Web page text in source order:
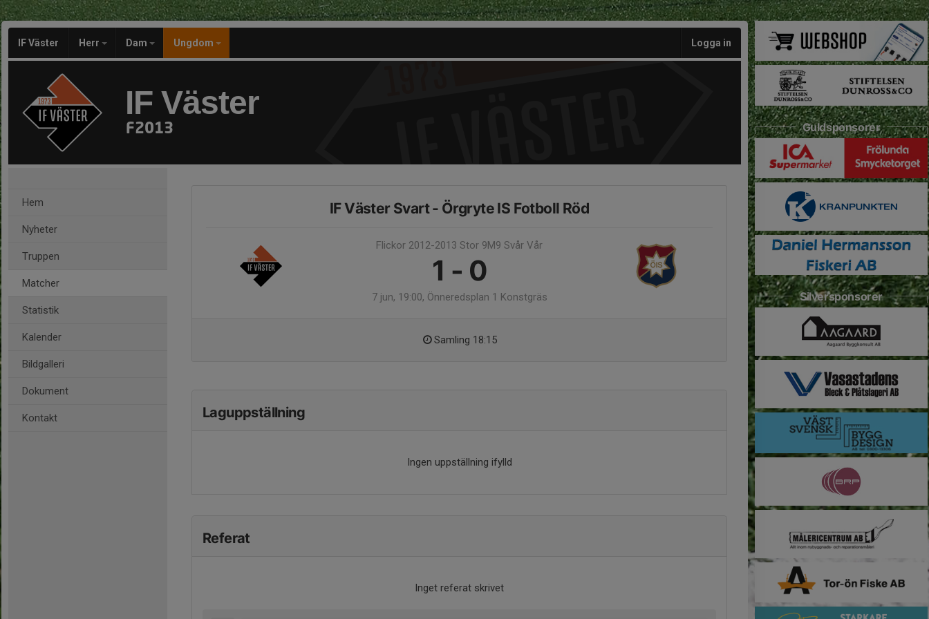
IF Väster Herr Dam Ungdom Logga in
IF Väster
F2013
Hem
Nyheter
Truppen
Matcher
Statistik
Kalender
Bildgalleri
Dokument
Kontakt
IF Väster Svart - Örgryte IS Fotboll Röd
Flickor 2012-2013 Stor 9M9 Svår Vår
1 - 0
7 jun, 19:00, Önneredsplan 1 Konstgräs
Samling 18:15
Laguppställning
Ingen uppställning ifylld
Referat
Inget referat skrivet
Guldsponsorer
Silversponsorer